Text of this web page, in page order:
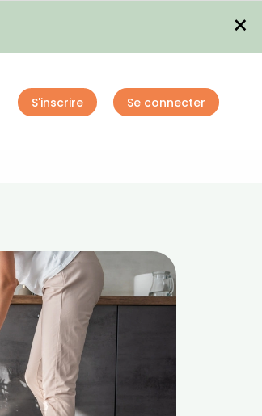
×
S'inscrire Se connecter